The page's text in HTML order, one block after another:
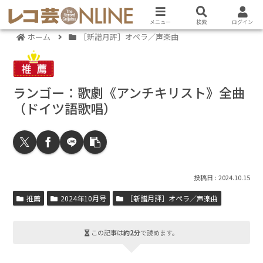
ホーム ［新譜月評］オペラ／声楽曲
ランゴー：歌劇《アンチキリスト》全曲
（ドイツ語歌唱）
2024.10.15
推薦 2024年10月号 ［新譜月評］オペラ／声楽曲
この記事は約2分で読めます。
メニュー 検索 ログイン